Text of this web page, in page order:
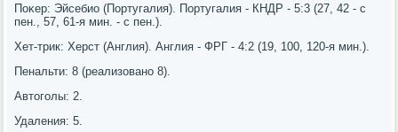
Поκер: Эйсебио (Португалия). Португалия - КНДР - 5:3 (27, 42 - с
пен., 57, 61-я мин. - с пен.).
Хет-трик: Херст (Англия). Англия - ФРГ - 4:2 (19, 100, 120-я мин.).
Пенальти: 8 (реализованο 8).
Автогοлы: 2.
Удаления: 5.